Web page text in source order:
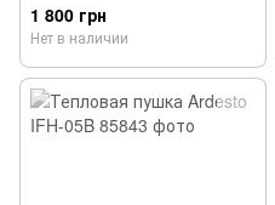
1 800 грн
Нет в наличии